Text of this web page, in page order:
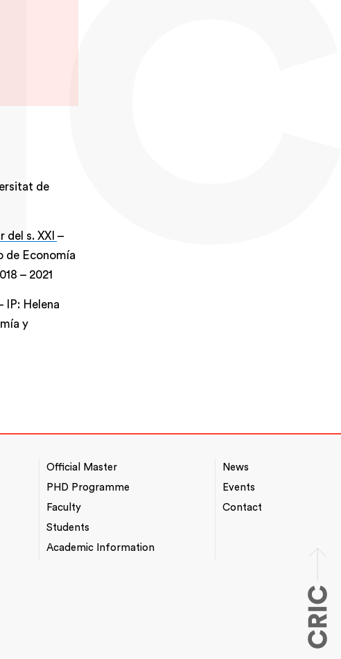
de
s. XXI –
de Economía
– 2021
IP: Helena
y
NAVEGACIÓ
PRINCIPAL
Official Master
PHD Programme
Faculty
Students
Academic Information
*TOP
MENU
News
Events
Contact